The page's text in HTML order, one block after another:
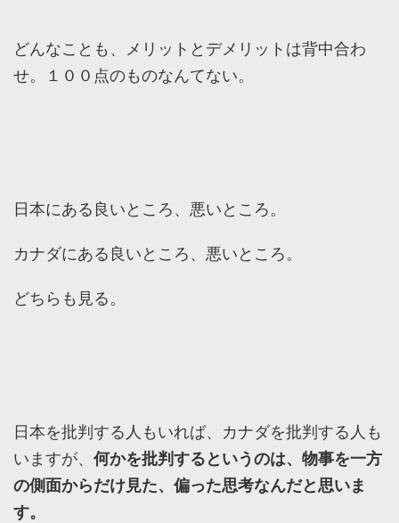
​どんなことも、メリットとデメリットは背中合わ
せ。１００点のものなんてない。
​日本にある良いところ、悪いところ。
​カナダにある良いところ、悪いところ​。
​どちらも見る。
日本を批判する人もいれば、カナダを批判する人も
いますが、 何かを批判するというのは、 物事を一方
の側面からだけ見た、 偏った思考なんだと思いま
す。